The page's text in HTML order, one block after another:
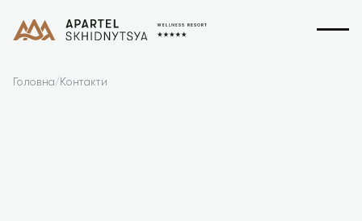
Головна/Контакти